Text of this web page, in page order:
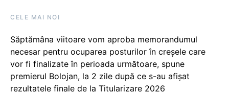
CELE MAI NOI
Săptămâna viitoare vom aproba memorandumul
necesar pentru ocuparea posturilor în creșele care
vor fi finalizate în perioada următoare, spune
premierul Bolojan, la 2 zile după ce s-au afișat
rezultatele finale de la Titularizare 2026